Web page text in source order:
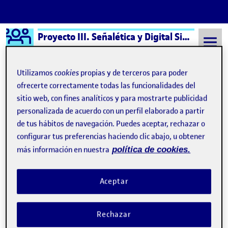
Saltar al contenido
Logo Ágora Proyecto III. Señalética y Digital Signage aula 2
Semestre 20211 - Aula 2 10 Noviembre, 2021
10 Noviembre, 2021
PEC3 – Formalización del sistema
Publicado por
Laura Caravaca Lombraña
Fecha de publicación30 noviembre, 2021 8:56 am
-1 comentario
Hola a todos, Como dije en el debate lo que se buscaba realizar
en la PEC 3, era la definición de una nueva señalética en la zona
escogida, con materiales biodegradables, señales interactivas y
crear una nueva identidad del espacio, que lo haga más visual y
Utilizamoscookies propias y de terceros para poder
ofrecerte correctamente todas las funcionalidades del
sitio web, con fines analíticos y para mostrarte publicidad
personalizada de acuerdo con un perfil elaborado a partir
de tus hábitos de navegación. Puedes aceptar, rechazar o
configurar tus preferencias haciendo clic abajo, u obtener
más información en nuestra política de cookies.
Rechazar
Aceptar